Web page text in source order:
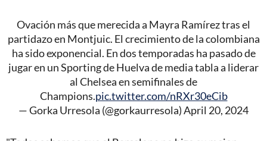
Ovación más que merecida a Mayra Ramírez tras el
partidazo en Montjuic. El crecimiento de la colombiana
ha sido exponencial. En dos temporadas ha pasado de
jugar en un Sporting de Huelva de media tabla a liderar
al Chelsea en semifinales de
Champions.pic.twitter.com/nRXr30eCib
— Gorka Urresola (@gorkaurresola)April 20, 2024